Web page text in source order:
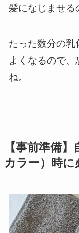
髪になじませる
たった数分の
よくなるので
ね。
【事前準備
カラー）時に